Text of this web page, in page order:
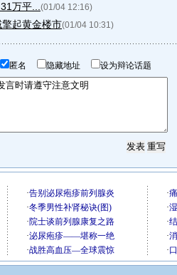
万平... (01/04 12:16)
起黄金楼市(01/04 10:31)
匿名 隐藏地址 设为辩论话题